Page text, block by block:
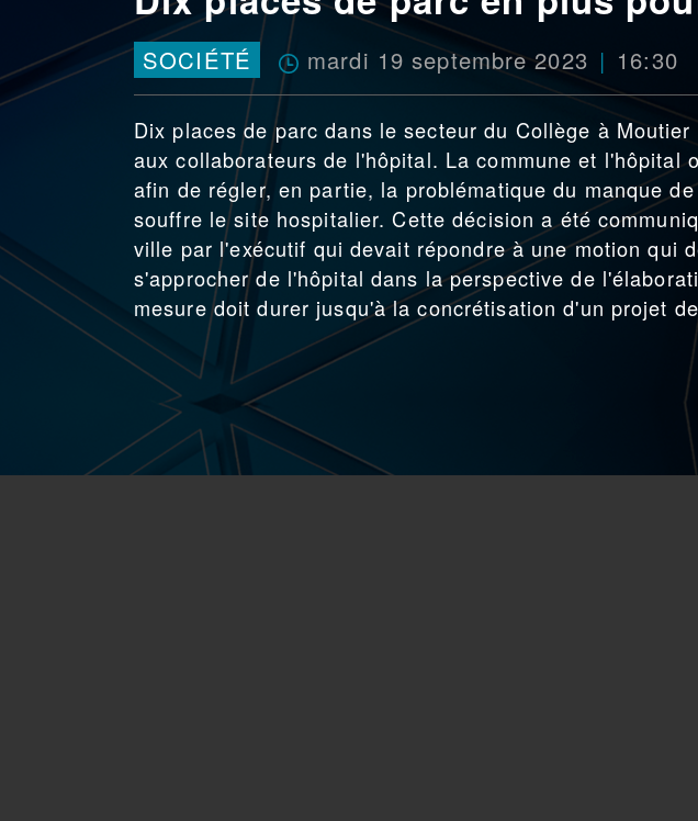
SOCIÉTÉ mardi 19 septembre 2023 16:30
Dix places de parc dans le secteur du Collège à
aux collaborateurs de l'hôpital. La commune et l'hôpital
afin de régler, en partie, la problématique du manque
souffre le site hospitalier. Cette décision a été
ville par l'exécutif qui devait répondre à une motion qui
s'approcher de l'hôpital dans la perspective de
mesure doit durer jusqu'à la concrétisation d'un projet